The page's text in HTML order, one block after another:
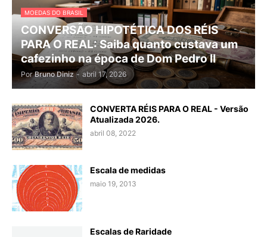
MOEDAS DO BRASIL
CONVERSÃO HIPOTÉTICA DOS RÉIS
PARA O REAL: Saiba quanto custava um
cafezinho na época de Dom Pedro II
Por Bruno Diniz - abril 17, 2026
CONVERTA RÉIS PARA O REAL - Versão
Atualizada 2026.
abril 08, 2022
Escala de medidas
maio 19, 2013
Escalas de Raridade